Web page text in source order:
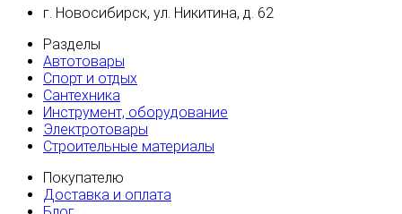
г. Новосибирск, ул. Никитина, д. 62
Разделы
Автотовары
Спорт и отдых
Сантехника
Инструмент, оборудование
Электротовары
Строительные материалы
Покупателю
Доставка и оплата